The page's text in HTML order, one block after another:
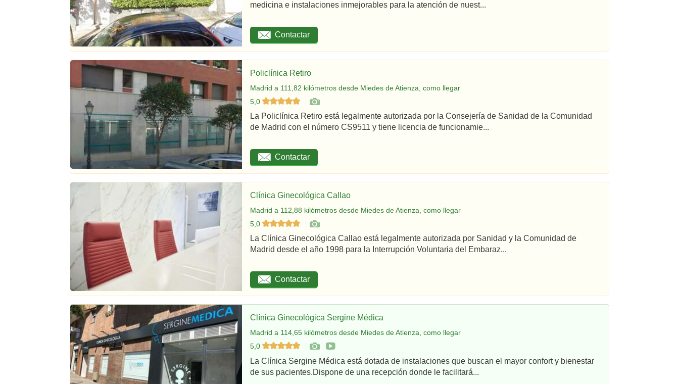
medicina e instalaciones inmejorables para la atención de nuest...
Contactar
Policlínica Retiro
Madrid a 111,82 kilómetros desde Miedes de Atienza, como llegar
5,0
La Policlínica Retiro está legalmente autorizada por la Consejería de Sanidad de la Comunidad
de Madrid con el número CS9511 y tiene licencia de funcionamie...
Contactar
Clínica Ginecológica Callao
Madrid a 112,88 kilómetros desde Miedes de Atienza, como llegar
5,0
La Clínica Ginecológica Callao está legalmente autorizada por Sanidad y la Comunidad de
Madrid desde el año 1998 para la Interrupción Voluntaria del Embaraz...
Contactar
Clínica Ginecológica Sergine Médica
Madrid a 114,65 kilómetros desde Miedes de Atienza, como llegar
5,0
La Clínica Sergine Médica está dotada de instalaciones que buscan el mayor confort y bienestar
de sus pacientes.Dispone de una recepción donde le facilitará...